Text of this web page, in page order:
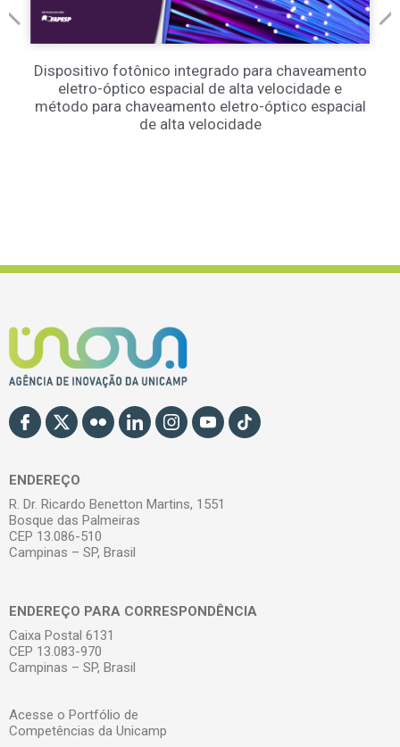
Dispositivo fotônico integrado para chaveamento
eletro-óptico espacial de alta velocidade e
método para chaveamento eletro-óptico espacial
de alta velocidade
ENDEREÇO
R. Dr. Ricardo Benetton Martins, 1551
Bosque das Palmeiras
CEP 13.086-510
Campinas – SP, Brasil
ENDEREÇO PARA CORRESPONDÊNCIA
Caixa Postal 6131
CEP 13.083-970
Campinas – SP, Brasil
Acesse o Portfólio de
Competências da Unicamp